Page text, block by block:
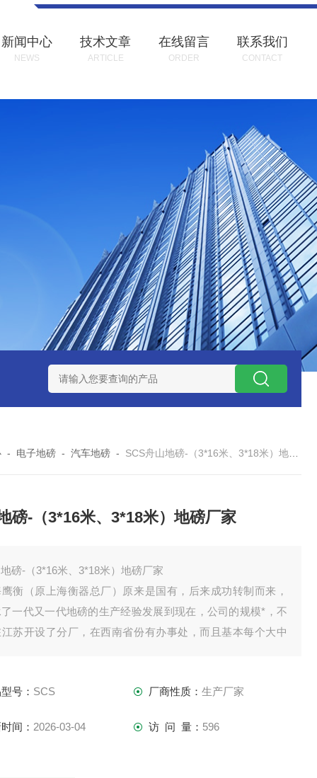
新闻中心
NEWS
技术文章
ARTICLE
在线留言
ORDER
联系我们
CONTACT
SCS-18米120吨玉环装一台16米100吨地磅多少钱？
- 电子地磅 -汽车地磅 - SCS舟山地磅-（3*16米、3*18米）地磅厂家
磅-（3*16米、3*18米）地磅厂家
磅-（3*16米、3*18米）地磅厂家
鹰衡（原上海衡器总厂）原来是国有，后来成功转制而来，
一代又一代地磅的生产经验发展到现在，公司的规模*，不
苏开设了分厂，在西南省份有办事处，而且基本每个大中
用诚信的、真诚的心对待天南地北的每一个客户！
号： SCS 厂商性质： 生产厂家
间： 2026-03-04 访 问 量： 596